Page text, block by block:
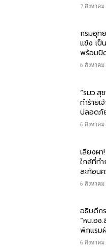
7 สิงหาคม
กรม​อุท
แข้ง เป็
พร้อมปิ
6 สิงหาคม
“รมว.สุ
ทำร้ายเ
ปลอดภั
6 สิงหาคม
เลียงผ
ใกล้ที่ท
สะท้อน
6 สิงหาคม
อธิบดีก
“หน.อช
พักแรม
6 สิงหาคม